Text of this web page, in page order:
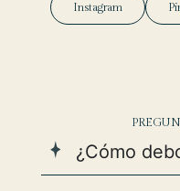
Instagram
¿Cómo